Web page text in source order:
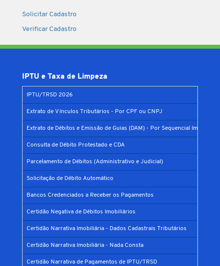
Solicitar Cadastro
Verificar Cadastro
IPTU e Taxa de Limpeza
IPTU/TRSD 2026
Extrato de Vínculos Tributários - Por CPF ou CNPJ
Extrato de Débitos e Emissão de Guias (DAM) - Por Sequencial Imobiliário
Consulta de Débito Protestado e CDA
Parcelamento de Débitos (Administrativo e Judicial)
Solicitação de Débito Automático
Bancos Credenciados a Receber os Pagamentos
Certidão Negativa de Débitos Imobiliários
Certidão Narrativa Imobiliária - Dados Cadastrais Tributários
Certidão Narrativa Imobiliária - Nada Consta
Certidão Narrativa de Pagamentos de IPTU/TRSD